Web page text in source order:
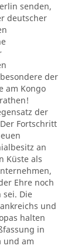
senden,
deutscher
der
am Kongo
der
Fortschritt
an
Küste als
Ehre noch
sei. Die
und
halten
in
und am